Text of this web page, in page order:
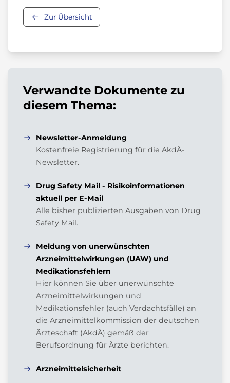
Zur Übersicht
Verwandte Dokumente zu
diesem Thema:
Newsletter-Anmeldung
Kostenfreie Registrierung für die AkdÄ-
Newsletter.
Drug Safety Mail - Risikoinformationen
aktuell per E-Mail
Alle bisher publizierten Ausgaben von Drug
Safety Mail.
Meldung von unerwünschten
Arzneimittelwirkungen (UAW) und
Medikationsfehlern
Hier können Sie über unerwünschte
Arzneimittelwirkungen und
Medikationsfehler (auch Verdachtsfälle) an
die Arzneimittelkommission der deutschen
Ärzteschaft (AkdÄ) gemäß der
Berufsordnung für Ärzte berichten.
Arzneimittelsicherheit